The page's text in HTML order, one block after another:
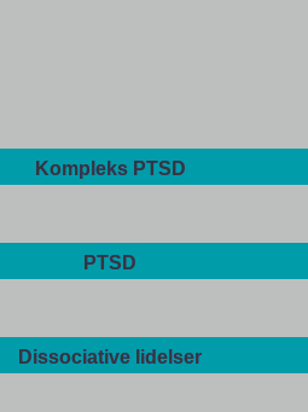
Kompleks PTSD
PTSD
Dissociative lidelser